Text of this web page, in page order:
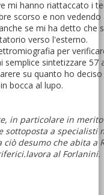
mi hanno riattaccato i
scorso e non
se mi ha detto
verso l'esterno.
per
semplice sintetizzare
su quanto ho
bocca al lupo.
in particolare in
sottoposta a
desumo che abita
al Forlanini.